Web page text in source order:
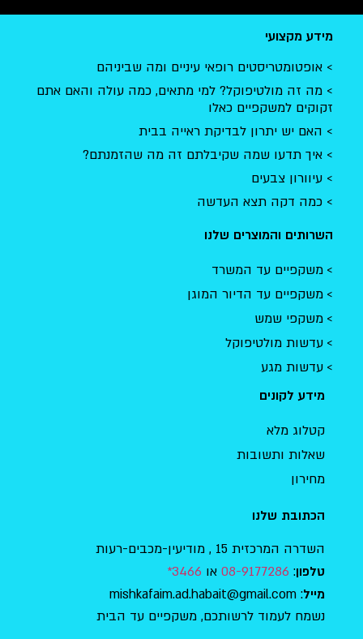
מידע מקצועי
אופטומטריסטים רופאי עיניים ומה שביניהם
מה זה מולטיפוקל? למי מתאים, כמה עולה והאם אתם
זקוקים למשקפיים כאלו
האם יש יתרון לבדיקת ראייה בבית
איך תדעו שמה שקיבלתם זה מה שהזמנתם?
עיוורון צבעים
כמה דקה תצא העדשה
השרותים והמוצרים שלנו
משקפיים עד המשרד
משקפיים עד הדיור המוגן
משקפי שמש
עדשות מולטיפוקל
עדשות מגע
מידע לקונים
קטלוג מלא
שאלות ותשובות
מחירון
הכתובת שלנו
השדרה המרכזית 15 , מודיעין-מכבים-רעות
טלפון:
08-9177286 או 3466*
מייל: mishkafaim.ad.habait@gmail.com
נשמח לעמוד לרשותכם, משקפיים עד הבית